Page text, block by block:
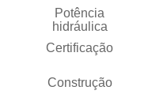
Potência
hidráulica
Certificação
Construção